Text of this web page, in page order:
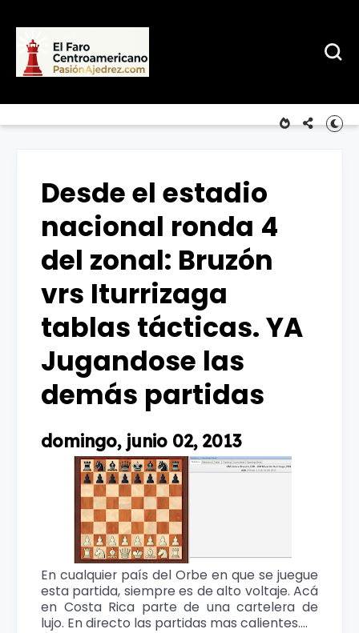
Desde el estadio
nacional ronda 4
del zonal: Bruzón
vrs Iturrizaga
tablas tácticas. YA
Jugandose las
demás partidas
domingo, junio 02, 2013
En cualquier país del Orbe en que se juegue
esta partida, siempre es de alto voltaje. Acá
en Costa Rica parte de una cartelera de
lujo. En directo las partidas mas calientes....